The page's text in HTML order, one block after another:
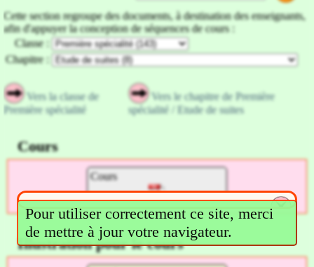
Pour utiliser correctement ce site, merci
de mettre à jour votre navigateur.
Cette section regroupe des documents, à destination des enseignants,
afin d'appuyer la conception de séquences de cours :
Classe :
Chapitre :
Vers la classe de
Première spécialité
Vers le chapitre de Première
spécialité / Etude de suites
Cours
Cours
Illustration pour le cours